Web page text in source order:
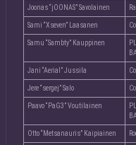
Joonas “jOONAS” Savolainen
Sami “Xseven” Laasanen
Samu “Sambty” Kauppinen
Jani “Aerial” Jussila
Jere “sergej” Salo
Paavo “PaG3” Voutilainen
Otto “Metsanauris” Kaipiainen